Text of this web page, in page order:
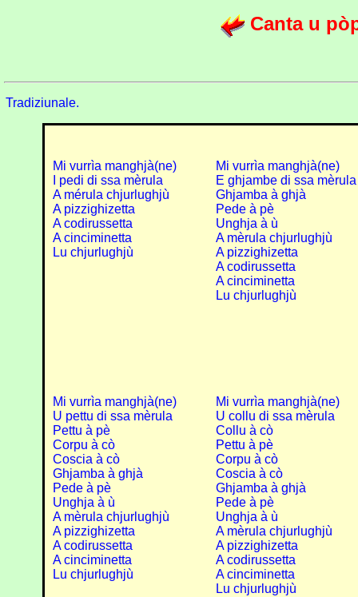
Canta u
Tradiziunale.
Mi vurrìa manghjà(ne)
I pedi di ssa mèrula
A mérula chjurlughjù
A pizzighizetta
A codirussetta
A cinciminetta
Lu chjurlughjù
Mi vurrìa manghjà(ne)
E ghjambe di ssa mèrula
Ghjamba à ghjà
Pede à pè
Unghja à ù
A mèrula chjurlughjù
A pizzighizetta
A codirussetta
A cinciminetta
Lu chjurlughjù
Mi vurrìa manghjà(ne)
U pettu di ssa mèrula
Pettu à pè
Corpu à cò
Coscia à cò
Ghjamba à ghjà
Pede à pè
Unghja à ù
A mèrula chjurlughjù
A pizzighizetta
A codirussetta
A cinciminetta
Lu chjurlughjù
Mi vurrìa manghjà(ne)
U collu di ssa mèrula
Collu à cò
Pettu à pè
Corpu à cò
Coscia à cò
Ghjamba à ghjà
Pede à pè
Unghja à ù
A mèrula chjurlughjù
A pizzighizetta
A codirussetta
A cinciminetta
Lu chjurlughjù